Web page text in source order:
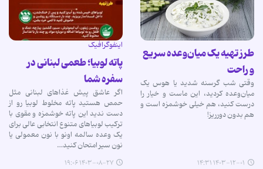
طرز تهیه یک میان‌وعده سریع
و راحت
وقتی شب گرسنه شدید یا هوس یک
میان‌وعده کردید، این ماست و خیار را
درست کنید، هم خیلی خوشمزه است و
هم بدون دورریز!
۱۴۰۳-۱۲-۰۱ ۱۴:۳۱
اینفوگرافیک
پاته لوبیا؛ طعمی لبنانی در
سفره شما
اگر عاشق پیش غذاهای لبنانی مثل
حمص هستید پاته مخلوط لوبیا رو از
دست ندید این پاته خوشمزه و مقوی با
ترکیب لوبیاهای متنوع انتخابی عالی برای
یک وعده سالمه اونو با نون معمولی یا
نون سیر امتحان کنید…
۱۴۰۳-۰۸-۲۷ ۱۹:۰۶